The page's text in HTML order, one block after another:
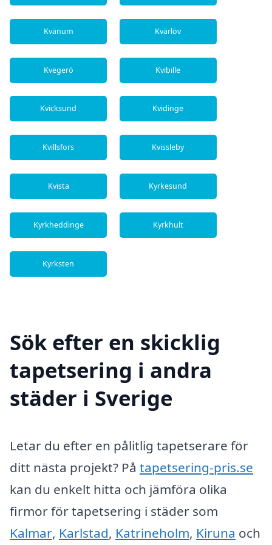
Kvänum Kvärlöv
Kvegerö Kvibille
Kvicksund Kvidinge
Kvillsfors Kvissleby
Kvista Kyrkesund
Kyrkheddinge Kyrkhult
Kyrksten
Sök efter en skicklig
tapetsering i andra
städer i Sverige
Letar du efter en pålitlig tapetserare för
ditt nästa projekt? På tapetsering-pris.se
kan du enkelt hitta och jämföra olika
firmor för tapetsering i städer som
Kalmar, Karlstad, Katrineholm, Kiruna och